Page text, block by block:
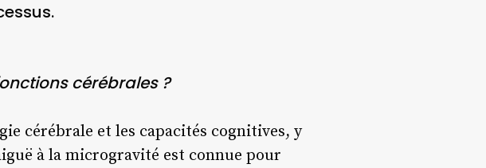
cérébrales ?
cérébrale et les capacités cognitives, y
à la microgravité est connue pour